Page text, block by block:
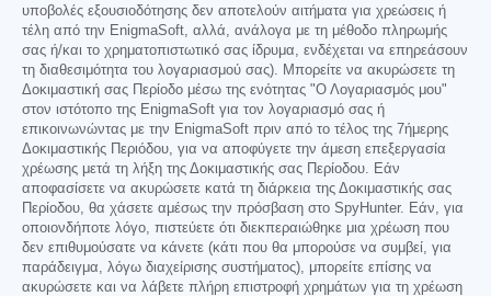
υποβολές εξουσιοδότησης δεν αποτελούν αιτήματα για χρεώσεις ή
τέλη από την EnigmaSoft, αλλά, ανάλογα με τη μέθοδο πληρωμής
σας ή/και το χρηματοπιστωτικό σας ίδρυμα, ενδέχεται να επηρεάσουν
τη διαθεσιμότητα του λογαριασμού σας). Μπορείτε να ακυρώσετε τη
Δοκιμαστική σας Περίοδο μέσω της ενότητας "Ο Λογαριασμός μου"
στον ιστότοπο της EnigmaSoft για τον λογαριασμό σας ή
επικοινωνώντας με την EnigmaSoft πριν από το τέλος της 7ήμερης
Δοκιμαστικής Περιόδου, για να αποφύγετε την άμεση επεξεργασία
χρέωσης μετά τη λήξη της Δοκιμαστικής σας Περίοδου. Εάν
αποφασίσετε να ακυρώσετε κατά τη διάρκεια της Δοκιμαστικής σας
Περίοδου, θα χάσετε αμέσως την πρόσβαση στο SpyHunter. Εάν, για
οποιονδήποτε λόγο, πιστεύετε ότι διεκπεραιώθηκε μια χρέωση που
δεν επιθυμούσατε να κάνετε (κάτι που θα μπορούσε να συμβεί, για
παράδειγμα, λόγω διαχείρισης συστήματος), μπορείτε επίσης να
ακυρώσετε και να λάβετε πλήρη επιστροφή χρημάτων για τη χρέωση